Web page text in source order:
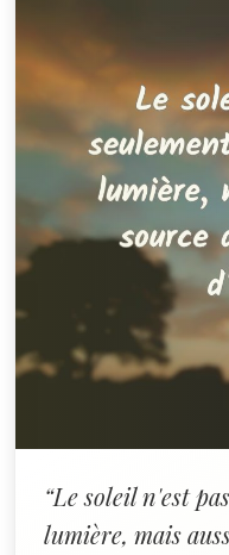
“Le soleil n'est
lumière, mais